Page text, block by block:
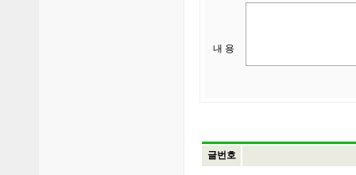
내 용
글번호